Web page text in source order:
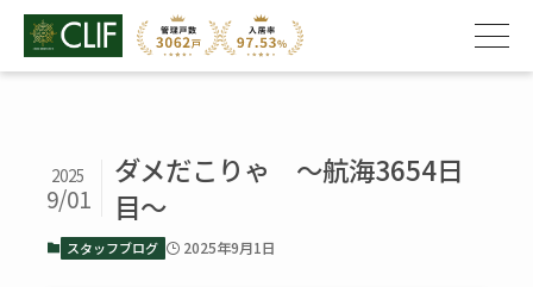
ダメだこりゃ ～航海3654日
目～
2025
9/01
スタッフブログ 2025年9月1日